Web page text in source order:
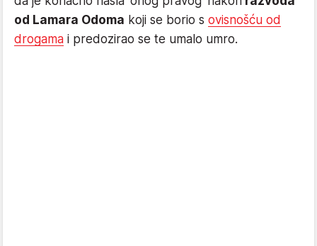
od Lamara Odoma koji se borio s ovisnošću od
drogama i predozirao se te umalo umro.